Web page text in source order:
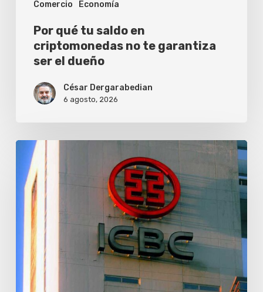
Comercio Economía
dueño
Por qué tu saldo en
criptomonedas no te garantiza
ser el dueño
César Dergarabedian
6 agosto, 2026
ICBC
lanza
premio
comercio
exterior
para